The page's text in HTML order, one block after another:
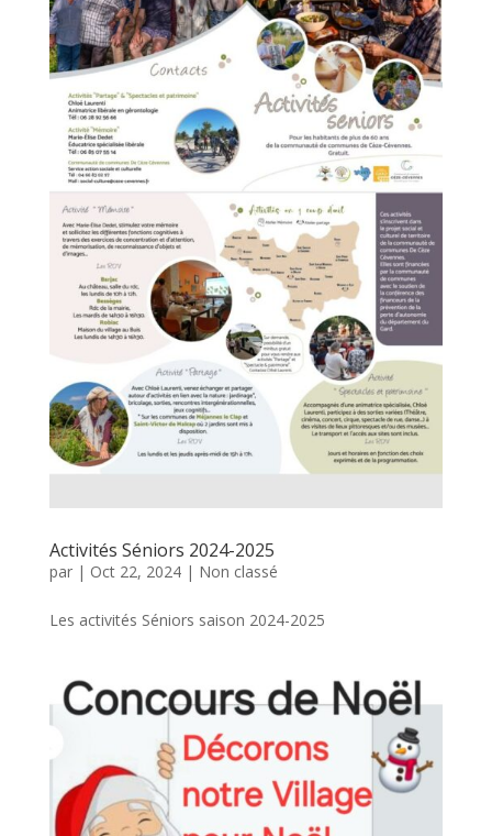
Activités Séniors 2024-2025
par | Oct 22, 2024| Non classé
Les activités Séniors saison 2024-2025